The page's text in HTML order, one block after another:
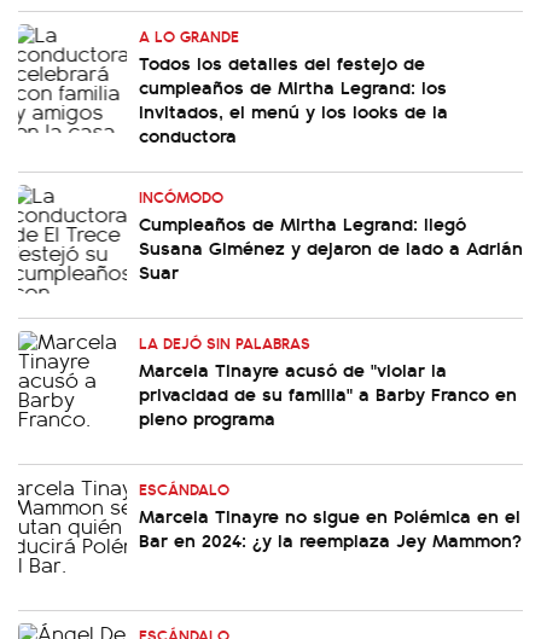
A LO GRANDE
Todos los detalles del festejo de
cumpleaños de Mirtha Legrand: los
invitados, el menú y los looks de la
conductora
INCÓMODO
Cumpleaños de Mirtha Legrand: llegó
Susana Giménez y dejaron de lado a Adrián
Suar
LA DEJÓ SIN PALABRAS
Marcela Tinayre acusó de "violar la
privacidad de su familia" a Barby Franco en
pleno programa
ESCÁNDALO
Marcela Tinayre no sigue en Polémica en el
Bar en 2024: ¿y la reemplaza Jey Mammon?